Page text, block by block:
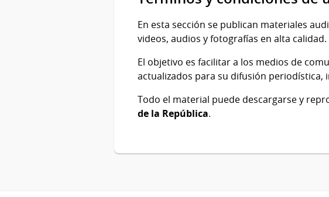
En esta sección se publican materiales
videos, audios y fotografías en alta calidad.
El objetivo es facilitar a los medios de
actualizados para su difusión periodística,
Todo el material puede descargarse y
de la República.